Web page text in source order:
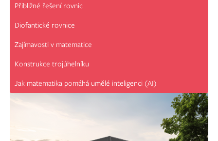
Přibližné řešení rovnic
Diofantické rovnice
Zajímavosti v matematice
Konstrukce trojúhelníku
Jak matematika pomáhá umělé inteligenci (AI)